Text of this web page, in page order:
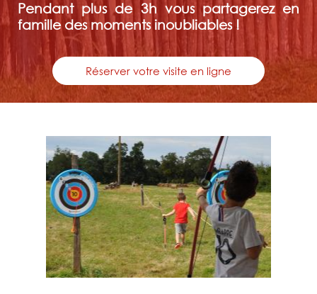
Pendant plus de 3h vous partagerez en
famille des moments inoubliables !
Réserver votre visite en ligne